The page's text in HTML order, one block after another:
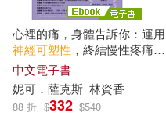
心裡的痛，身體告訴你：運用
神經可塑性 ，終結慢性疼痛、
疲勞與焦慮 (電子書)
中文電子書
妮可．薩克斯 林資香
88 折 $332 $540